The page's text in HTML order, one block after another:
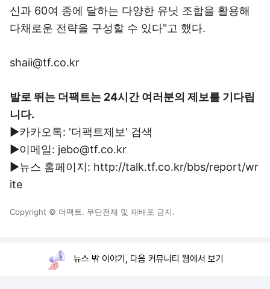
신과 60여 종에 달하는 다양한 유닛 조합을 활용해
다채로운 전략을 구성할 수 있다"고 했다.
shaii@tf.co.kr
발로 뛰는 더팩트는 24시간 여러분의 제보를 기다립
니다.
▶카카오톡: '더팩트제보' 검색
▶이메일: jebo@tf.co.kr
▶뉴스 홈페이지: http://talk.tf.co.kr/bbs/report/wr
ite
Copyright © 더팩트. 무단전재 및 재배포 금지.
뉴스 밖 이야기, 다음 커뮤니티 웹에서 보기